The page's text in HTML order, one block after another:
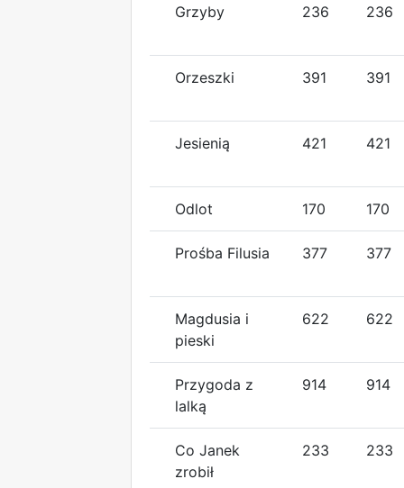
Grzyby 236 236
Orzeszki 391 391
Jesienią 421 421
Odlot 170 170
Prośba Filusia 377 377
Magdusia i
pieski
622 622
Przygoda z
lalką
914 914
Co Janek
zrobił
233 233